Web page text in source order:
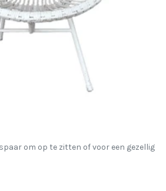
om op te zitten of voor een gezellig